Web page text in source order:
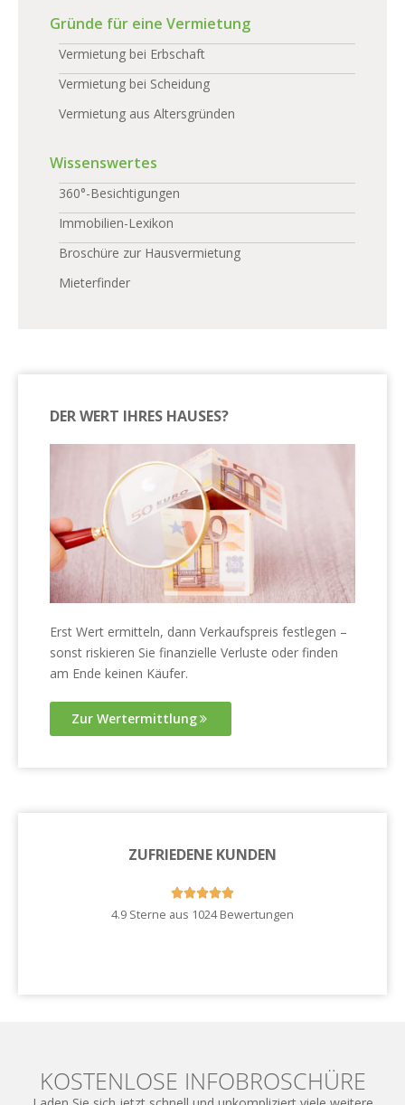
Gründe für eine Vermietung
Vermietung bei Erbschaft
Vermietung bei Scheidung
Vermietung aus Altersgründen
Wissenswertes
360°-Besichtigungen
Immobilien-Lexikon
Broschüre zur Hausvermietung
Mieterfinder
DER WERT IHRES HAUSES?
Erst Wert ermitteln, dann Verkaufspreis festlegen –
sonst riskieren Sie finanzielle Verluste oder finden
am Ende keinen Käufer.
Zur Wertermittlung
ZUFRIEDENE KUNDEN

4.9 Sterne aus 1024 Bewertungen
KOSTENLOSE INFOBROSCHÜRE